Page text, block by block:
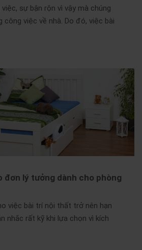
sự bận rộn vì vậy mà chúng
việc về nhà. Do đó, việc bài
đơn lý tưởng dành cho phòng
việc bài trí nội thất trở nên hạn
nhắc rất kỹ khi lựa chọn vì kích